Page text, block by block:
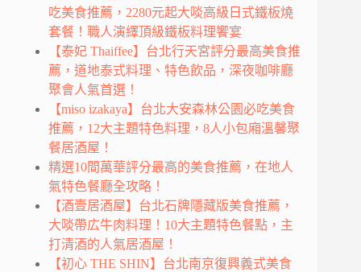
吃美食推薦，2280元起大啖高級日式鐵板燒
套餐！職人演繹頂級鐵板料理饗宴
【泰妃 Thaiffee】台北行天宮評分最高美食推
薦，道地泰式料理、特色飲品，深夜咖啡廳
聚會人氣首選！
【miso izakaya】台北大安森林公園必吃美食
推薦，12大主題特色料理，8人小包廂溫馨聚
餐居酒屋！
精選10間萬華評分最高的美食推薦，在地人
氣特色餐廳全攻略！
【酒壹居酒屋】台北石牌隱藏版美食推薦，
大啖帶広牛肉料理！10大主題特色餐點，主
打清酒的人氣居酒屋！
【初心 THE SHIN】台北南京復興義式美食